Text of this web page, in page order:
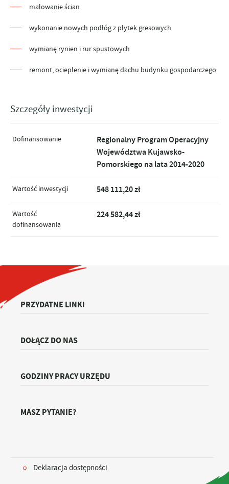
malowanie ścian
wykonanie nowych podłóg z płytek gresowych
wymianę rynien i rur spustowych
remont, ocieplenie i wymianę dachu budynku gospodarczego
Szczegóły inwestycji
Dofinansowanie
Regionalny Program Operacyjny
Województwa Kujawsko-
Pomorskiego na lata 2014-2020
Wartość inwestycji 548 111,20 zł
Wartość
dofinansowania
224 582,44 zł
PRZYDATNE LINKI
DOŁĄCZ DO NAS
GODZINY PRACY URZĘDU
MASZ PYTANIE?
Deklaracja dostępności